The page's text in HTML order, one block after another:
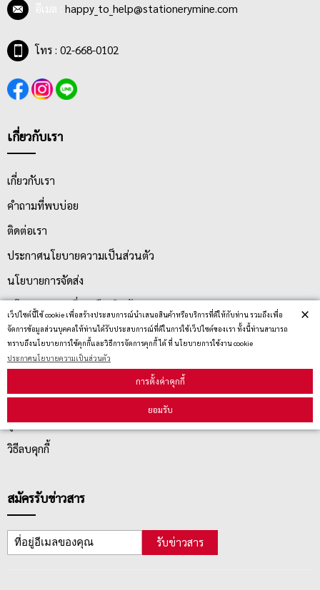
เว็ปไซต์นี้ใช้ cookie เพื่อสร้างประสบการณ์นำเสนอสินค้าหรือบริการที่ดีให้กับท่าน รวมถึงเพื่อ
จัดการข้อมูลส่วนบุคคลให้ท่านได้รับประสบการณ์ที่ดีในการใช้เว็ปไซต์ของเรา ทั้งนี้ท่านสามารถ
ทราบถึงนโยบายการใช้คุกกี้และวิธีการจัดการคุกกี้ ได้ ที่ นโยบายการใช้งาน cookie
ประกาศนโยบายความเป็นส่วนตัว
การตั้งค่าคุกกี้
ยอมรับ
×
happy_to_help@stationerymine.com
โทร : 02-668-0102
เกี่ยวกับเรา
เกี่ยวกับเรา
คำถามที่พบบ่อย
ติดต่อเรา
ประกาศนโยบายความเป็นส่วนตัว
นโยบายการจัดส่ง
นโยบายการเปลี่ยน/คืน สินค้า
บริการลูกค้า
ตรวจสอบสถานะสินค้า
คู่มือนักช้อป
วิธีลบคุกกี้
สมัครรับข่าวสาร
รับข่าวสาร